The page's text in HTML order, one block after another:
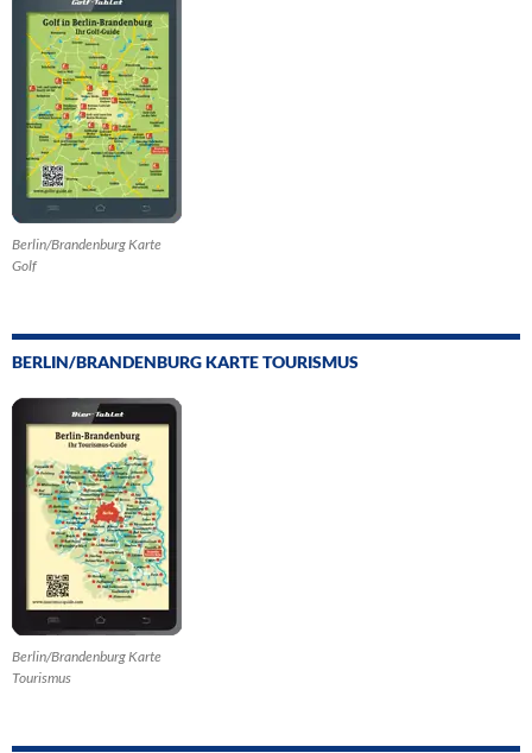
Berlin/Brandenburg Karte
Golf
BERLIN/BRANDENBURG KARTE TOURISMUS
Berlin/Brandenburg Karte
Tourismus